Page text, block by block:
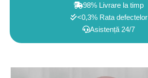
98% Livrare la timp
<0,3% Rata defectelor
Asistență 24/7